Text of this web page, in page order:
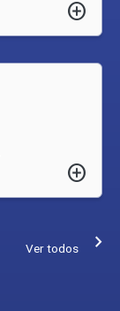
add_circle
add_circle
Ver todos keyboard_arrow_right